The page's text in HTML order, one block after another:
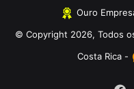
Ouro
© Copyright 2026, Todos
Costa Rica -